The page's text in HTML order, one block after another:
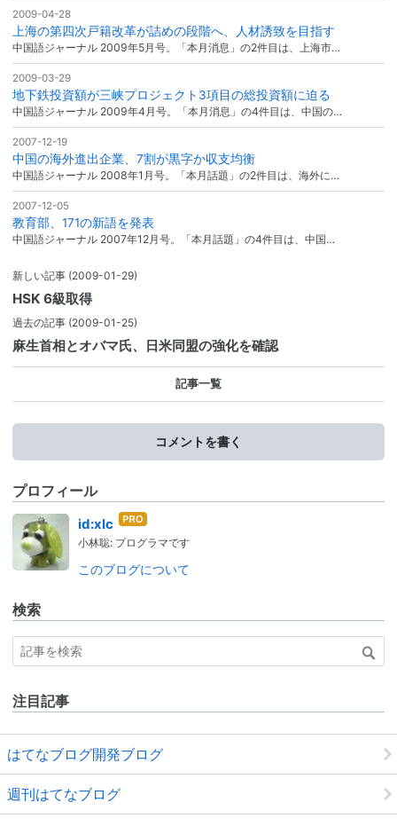
2009-04-28
上海の第四次戸籍改革が詰めの段階へ、人材誘致を目指す
中国語ジャーナル 2009年5月号。「本月消息」の2件目は、上海市…
2009-03-29
地下鉄投資額が三峡プロジェクト3項目の総投資額に迫る
中国語ジャーナル 2009年4月号。「本月消息」の4件目は、中国の…
2007-12-19
中国の海外進出企業、7割が黒字か収支均衡
中国語ジャーナル 2008年1月号。「本月話題」の2件目は、海外に…
2007-12-05
教育部、171の新語を発表
中国語ジャーナル 2007年12月号。「本月話題」の4件目は、中国…
新しい記事 (2009-01-29)
HSK 6級取得
過去の記事 (2009-01-25)
麻生首相とオバマ氏、日米同盟の強化を確認
記事一覧
コメントを書く
プロフィール
id:xlc はて
なブ
ログ
小林聡: プログラマです
このブログについて
検索
注目記事
はてなブログ開発ブログ
週刊はてなブログ